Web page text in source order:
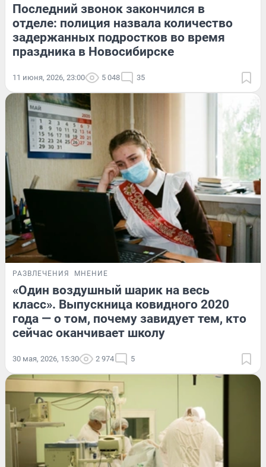
Последний звонок закончился в
отделе: полиция назвала количество
задержанных подростков во время
праздника в Новосибирске
11 июня, 2026, 23:00 5 048 35
РАЗВЛЕЧЕНИЯ МНЕНИЕ
«Один воздушный шарик на весь
класс». Выпускница ковидного 2020
года — о том, почему завидует тем, кто
сейчас оканчивает школу
30 мая, 2026, 15:30 2 974 5